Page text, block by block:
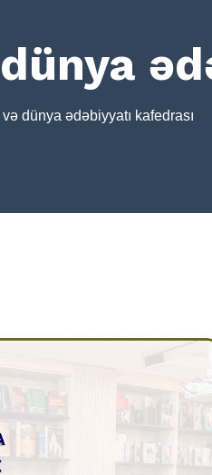
dünya ədəbiyyatı kafedrası